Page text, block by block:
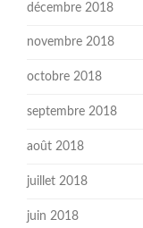
décembre 2018
novembre 2018
octobre 2018
septembre 2018
août 2018
juillet 2018
juin 2018